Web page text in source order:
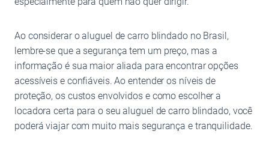
Ao considerar o aluguel de carro blindado no Brasil,
lembre-se que a segurança tem um preço, mas a
informação é sua maior aliada para encontrar opções
acessíveis e confiáveis. Ao entender os níveis de
proteção, os custos envolvidos e como escolher a
locadora certa para o seu aluguel de carro blindado, você
poderá viajar com muito mais segurança e tranquilidade.